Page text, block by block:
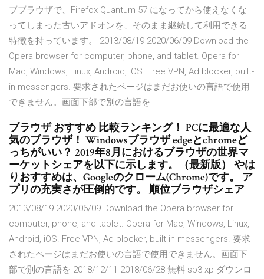
ブブラウザで、Firefox Quantum 57 になってから使えなくな
ってしまった古いアドオンを、そのまま継続して利用できる
特徴を持っています。 2013/08/19 2020/06/09 Download the
Opera browser for computer, phone, and tablet. Opera for
Mac, Windows, Linux, Android, iOS. Free VPN, Ad blocker, built-
in messengers. 要求されたページはまだお使いの言語で使用
できません。画面下部で別の言語を
ブラウザ おすすめ 比較ランキング！ PCに最適な人
気のブラウザ！ Windowsブラウザ edgeとchromeど
っちがいい？ 2019年8月におけるブラウザの世界マ
ーケットシェアを以下に示します。（最新版） やは
りおすすめは、Googleのクローム(Chrome)です。 ア
プリの充実さが圧倒的です。 順位ブラウザシェア
2013/08/19 2020/06/09 Download the Opera browser for
computer, phone, and tablet. Opera for Mac, Windows, Linux,
Android, iOS. Free VPN, Ad blocker, built-in messengers. 要求
されたページはまだお使いの言語で使用できません。画面下
部で別の言語を 2018/12/11 2018/06/28 無料 sp3 xp ダウンロ